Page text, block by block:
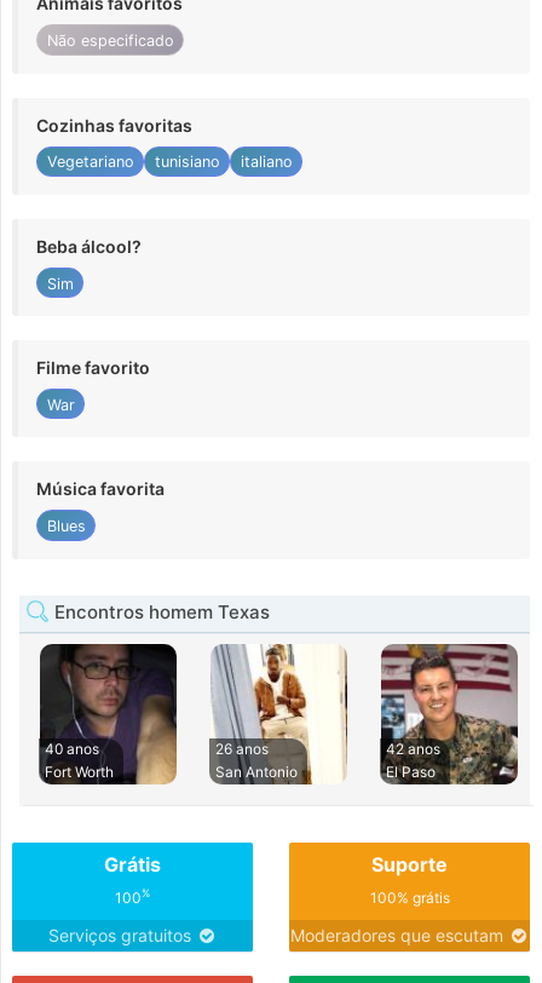
Não especificado
Cozinhas favoritas
Vegetariano tunisiano italiano
Beba álcool?
Sim
Filme favorito
War
Música favorita
Blues
Encontros homem Texas
40 anos
Fort Worth
26 anos
San Antonio
42 anos
El Paso
Grátis
100%
Serviços gratuitos
Suporte
100% grátis
Moderadores que escutam